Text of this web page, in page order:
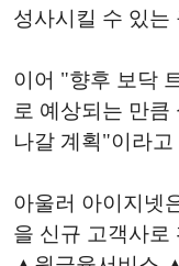
성사시킬 수 있는
이어 "향후 보닥
로 예상되는 만큼
나갈 계획"이라고
아울러 아이지넷
을 신규 고객사로